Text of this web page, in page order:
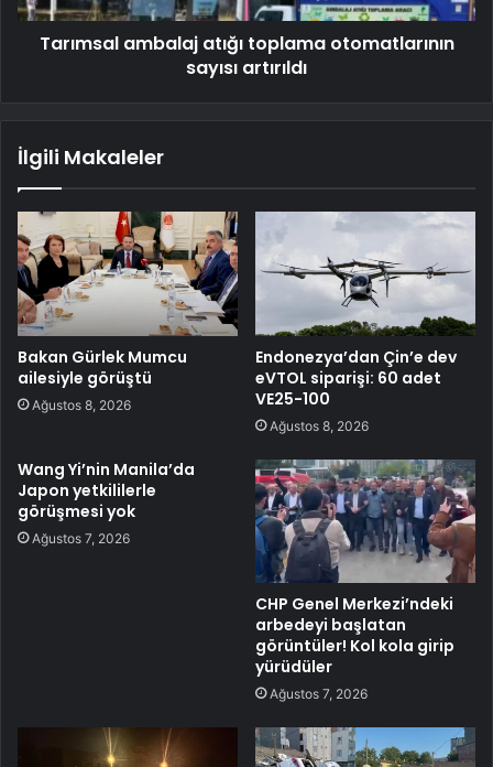
Tarımsal ambalaj atığı toplama otomatlarının
sayısı artırıldı
İlgili Makaleler
Bakan Gürlek Mumcu
ailesiyle görüştü
Ağustos 8, 2026
Endonezya’dan Çin’e dev
eVTOL siparişi: 60 adet
VE25-100
Ağustos 8, 2026
Wang Yi’nin Manila’da
Japon yetkililerle
görüşmesi yok
Ağustos 7, 2026
CHP Genel Merkezi’ndeki
arbedeyi başlatan
görüntüler! Kol kola girip
yürüdüler
Ağustos 7, 2026